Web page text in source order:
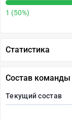
1 (50%)
Статистика
Состав команды
Текущий состав